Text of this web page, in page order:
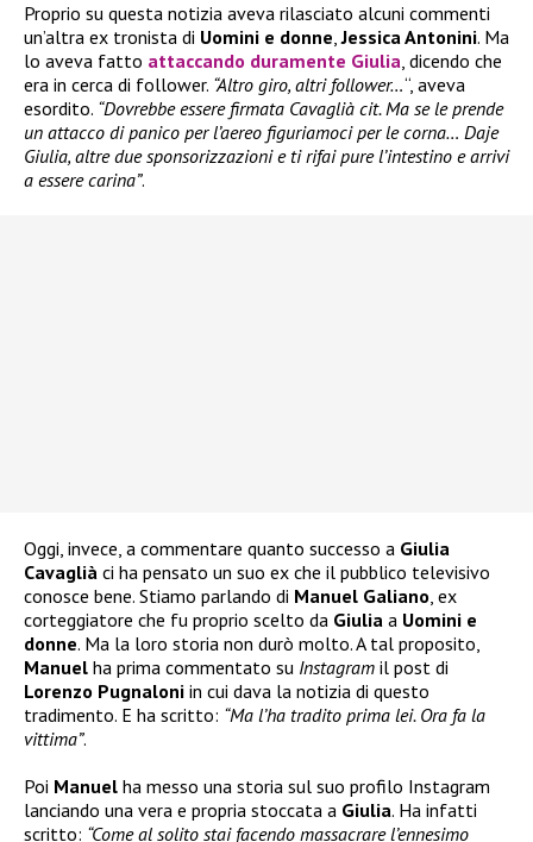
Proprio su questa notizia aveva rilasciato alcuni commenti
un’altra ex tronista di Uomini e donne,Jessica Antonini. Ma
lo aveva fatto attaccando duramente Giulia, dicendo che
era in cerca di follower. “Altro giro, altri follower…“, aveva
esordito. “Dovrebbe essere firmata Cavaglià cit. Ma se le prende
un attacco di panico per l’aereo figuriamoci per le corna… Daje
Giulia, altre due sponsorizzazioni e ti rifai pure l’intestino e arrivi
a essere carina”.
Oggi, invece, a commentare quanto successo a Giulia
Cavaglià ci ha pensato un suo ex che il pubblico televisivo
conosce bene. Stiamo parlando di Manuel Galiano, ex
corteggiatore che fu proprio scelto da Giulia a Uomini e
donne. Ma la loro storia non durò molto. A tal proposito,
Manuel ha prima commentato su Instagram il post di
Lorenzo Pugnaloni in cui dava la notizia di questo
tradimento. E ha scritto: “Ma l’ha tradito prima lei. Ora fa la
vittima”.
Poi Manuel ha messo una storia sul suo profilo Instagram
lanciando una vera e propria stoccata a Giulia. Ha infatti
scritto: “Come al solito stai facendo massacrare l’ennesimo